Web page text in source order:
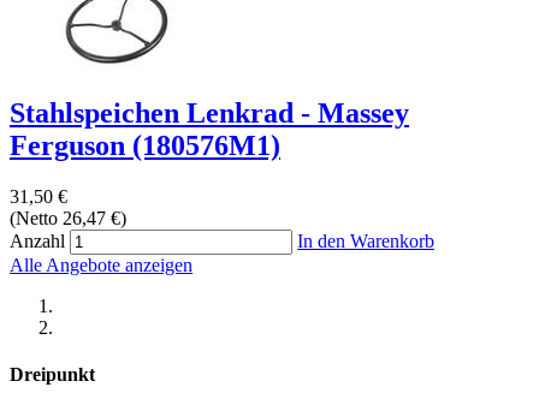
Stahlspeichen Lenkrad - Massey
Ferguson (180576M1)
31,50 €
(Netto 26,47 €)
Anzahl
In den Warenkorb
Alle Angebote anzeigen
Dreipunkt